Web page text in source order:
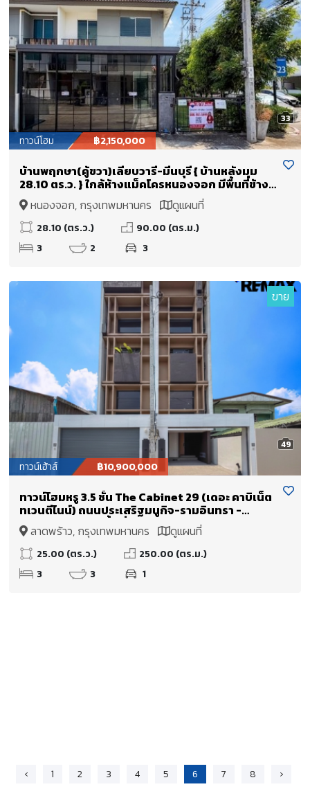
33
ทาวน์โฮม ฿2,150,000
บ้านพฤกษา(คู้ขวา)เลียบวารี-มีนบุรี { บ้านหลังมุม
28.10 ตร.ว. } ใกล้ห้างแม็คโครหนองจอก มีพื้นที่ข้าง
บ้าน ต่อเติมห้องครัว ห้องอเนกประสงค์ หน้าบ้านมี
ห้องกระจกบานสไลด์ขนาดใหญ่
หนองจอก, กรุงเทพมหานคร ดูแผนที่
28.10 (ตร.ว.)
90.00 (ตร.ม.)
3
2 3
49
ขาย
ทาวน์เฮ้าส์ ฿10,900,000
ทาวน์โฮมหรู 3.5 ชั้น The Cabinet 29 (เดอะ คาบิเน็ต
ทเวนตีไนน์) ถนนประเสริฐมนูกิจ-รามอินทรา -
เกษตร-นวมินทร์ พื้นที่ใช้สอยกว่า 250 ตร.ม.
ลาดพร้าว, กรุงเทพมหานคร ดูแผนที่
25.00 (ตร.ว.)
250.00 (ตร.ม.)
3
3 1
‹ 1 2 3 4 5 6 7 8 ›